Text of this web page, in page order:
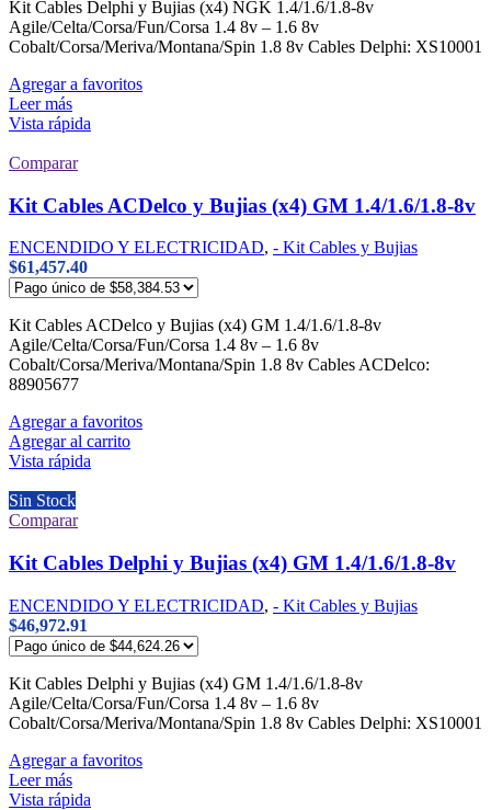
Kit Cables Delphi y Bujias (x4) NGK 1.4/1.6/1.8-8v
Agile/Celta/Corsa/Fun/Corsa 1.4 8v – 1.6 8v
Cobalt/Corsa/Meriva/Montana/Spin 1.8 8v Cables Delphi: XS10001
Agregar a favoritos
Leer más
Vista rápida
Comparar
Kit Cables ACDelco y Bujias (x4) GM 1.4/1.6/1.8-8v
ENCENDIDO Y ELECTRICIDAD, - Kit Cables y Bujias
$61,457.40
Kit Cables ACDelco y Bujias (x4) GM 1.4/1.6/1.8-8v
Agile/Celta/Corsa/Fun/Corsa 1.4 8v – 1.6 8v
Cobalt/Corsa/Meriva/Montana/Spin 1.8 8v Cables ACDelco:
88905677
Agregar a favoritos
Agregar al carrito
Vista rápida
Sin Stock
Comparar
Kit Cables Delphi y Bujias (x4) GM 1.4/1.6/1.8-8v
ENCENDIDO Y ELECTRICIDAD, - Kit Cables y Bujias
$46,972.91
Kit Cables Delphi y Bujias (x4) GM 1.4/1.6/1.8-8v
Agile/Celta/Corsa/Fun/Corsa 1.4 8v – 1.6 8v
Cobalt/Corsa/Meriva/Montana/Spin 1.8 8v Cables Delphi: XS10001
Agregar a favoritos
Leer más
Vista rápida